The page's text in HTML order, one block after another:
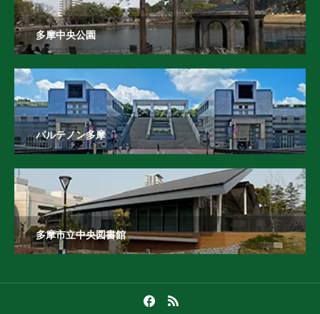
多摩中央公園
パルテノン多摩
多摩市立中央図書館